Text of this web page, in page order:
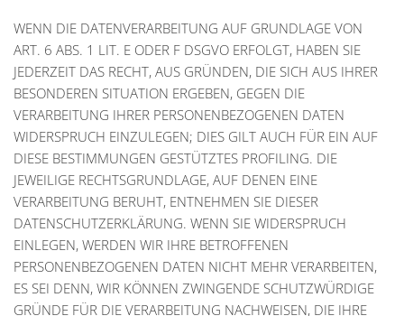
WENN DIE DATENVERARBEITUNG AUF GRUNDLAGE VON
ART. 6 ABS. 1 LIT. E ODER F DSGVO ERFOLGT, HABEN SIE
JEDERZEIT DAS RECHT, AUS GRÜNDEN, DIE SICH AUS IHRER
BESONDEREN SITUATION ERGEBEN, GEGEN DIE
VERARBEITUNG IHRER PERSONENBEZOGENEN DATEN
WIDERSPRUCH EINZULEGEN; DIES GILT AUCH FÜR EIN AUF
DIESE BESTIMMUNGEN GESTÜTZTES PROFILING. DIE
JEWEILIGE RECHTSGRUNDLAGE, AUF DENEN EINE
VERARBEITUNG BERUHT, ENTNEHMEN SIE DIESER
DATENSCHUTZERKLÄRUNG. WENN SIE WIDERSPRUCH
EINLEGEN, WERDEN WIR IHRE BETROFFENEN
PERSONENBEZOGENEN DATEN NICHT MEHR VERARBEITEN,
ES SEI DENN, WIR KÖNNEN ZWINGENDE SCHUTZWÜRDIGE
GRÜNDE FÜR DIE VERARBEITUNG NACHWEISEN, DIE IHRE